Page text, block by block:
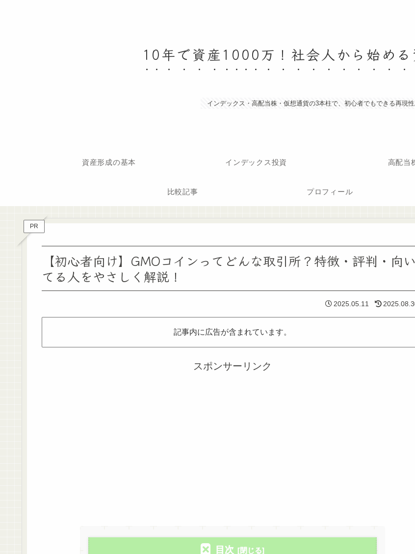
10年で資産1000万！社会人から始める
インデックス・高配当株・仮想通貨の3本柱で、初心者でもできる再現
資産形成の基本 インデックス投資 高配当
比較記事 プロフィール
PR
【初心者向け】GMOコインってどんな取引所？特徴・評判・向い
てる人をやさしく解説！
2025.05.11
記事内に広告が含まれています。
スポンサーリンク
目次